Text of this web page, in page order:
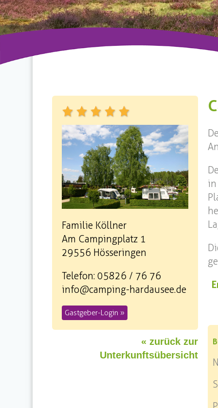
Familie Köllner
Am Campingplatz 1
29556 Hösseringen
Telefon: 05826 / 76 76
info@camping-hardausee.de
Gastgeber-Login »
« zurück zur
Unterkunftsübersicht